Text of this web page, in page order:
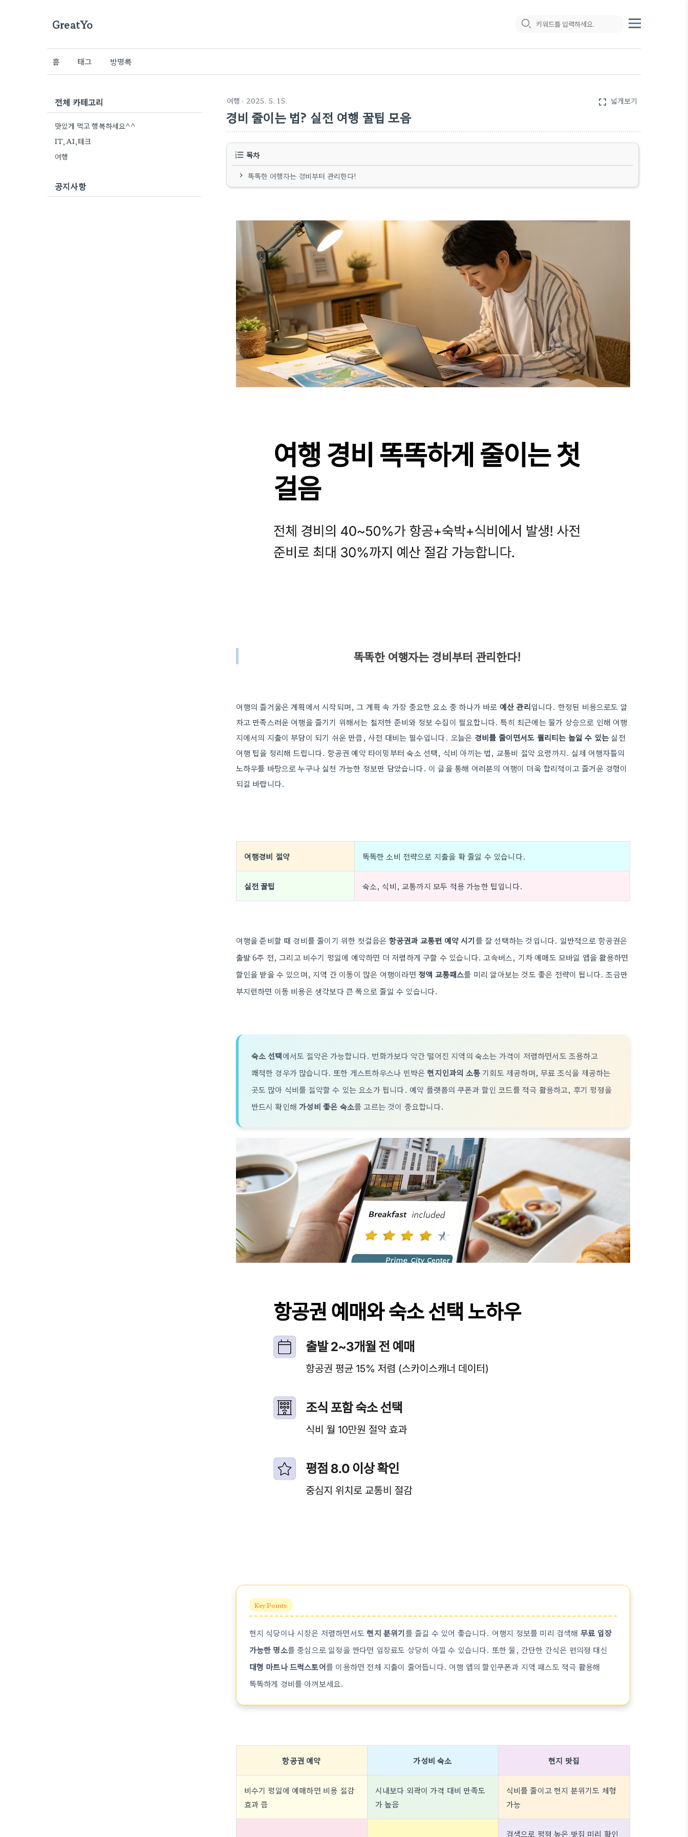
GreatYo
홈 태그 방명록
여행 · 2025. 5. 15. fullscreen 넓게보기
경비 줄이는 법? 실전 여행 꿀팁 모음
목차
똑똑한 여행자는 경비부터 관리한다!
똑똑한 여행자는 경비부터 관리한다!
여행의 즐거움은 계획에서 시작되며, 그 계획 속 가장 중요한 요소 중 하나가 바로 예산 관리입니다. 한정된 비용으로도 알
차고 만족스러운 여행을 즐기기 위해서는 철저한 준비와 정보 수집이 필요합니다. 특히 최근에는 물가 상승으로 인해 여행
지에서의 지출이 부담이 되기 쉬운 만큼, 사전 대비는 필수입니다. 오늘은 경비를 줄이면서도 퀄리티는 높일 수 있는실전
여행 팁을 정리해 드립니다. 항공권 예약 타이밍부터 숙소 선택, 식비 아끼는 법, 교통비 절약 요령까지. 실제 여행자들의
노하우를 바탕으로 누구나 실천 가능한 정보만 담았습니다. 이 글을 통해 여러분의 여행이 더욱 합리적이고 즐거운 경험이
되길 바랍니다.
여행경비 절약 똑똑한 소비 전략으로 지출을 확 줄일 수 있습니다.
실전 꿀팁 숙소, 식비, 교통까지 모두 적용 가능한 팁입니다.
여행을 준비할 때 경비를 줄이기 위한 첫걸음은 항공권과 교통편 예약 시기를 잘 선택하는 것입니다. 일반적으로 항공권은
출발 6주 전, 그리고 비수기 평일에 예약하면 더 저렴하게 구할 수 있습니다. 고속버스, 기차 예매도 모바일 앱을 활용하면
할인을 받을 수 있으며, 지역 간 이동이 많은 여행이라면 정액 교통패스를 미리 알아보는 것도 좋은 전략이 됩니다. 조금만
부지런하면 이동 비용은 생각보다 큰 폭으로 줄일 수 있습니다.
숙소 선택에서도 절약은 가능합니다. 번화가보다 약간 떨어진 지역의 숙소는 가격이 저렴하면서도 조용하고
쾌적한 경우가 많습니다. 또한 게스트하우스나 민박은현지인과의 소통기회도 제공하며, 무료 조식을 제공하는
곳도 많아 식비를 절약할 수 있는 요소가 됩니다. 예약 플랫폼의 쿠폰과 할인 코드를 적극 활용하고, 후기 평점을
반드시 확인해 가성비 좋은 숙소를 고르는 것이 중요합니다.
Key Points
현지 식당이나 시장은 저렴하면서도현지 분위기를 즐길 수 있어 좋습니다. 여행지 정보를 미리 검색해 무료 입장
가능한 명소를 중심으로 일정을 짠다면 입장료도 상당히 아낄 수 있습니다. 또한 물, 간단한 간식은 편의점 대신
대형 마트나 드럭스토어를 이용하면 전체 지출이 줄어듭니다. 여행 앱의 할인쿠폰과 지역 패스도 적극 활용해
똑똑하게 경비를 아껴보세요.
항공권 예약 가성비 숙소 현지 맛집
비수기 평일에 예매하면 비용 절감
효과 큼
시내보다 외곽이 가격 대비 만족도
가 높음
식비를 줄이고 현지 분위기도 체험
가능
검색으로 평점 높은 맛집 미리 확인
전체 카테고리
맛있게 먹고 행복하세요^^
IT,AI,테크
여행
공지사항